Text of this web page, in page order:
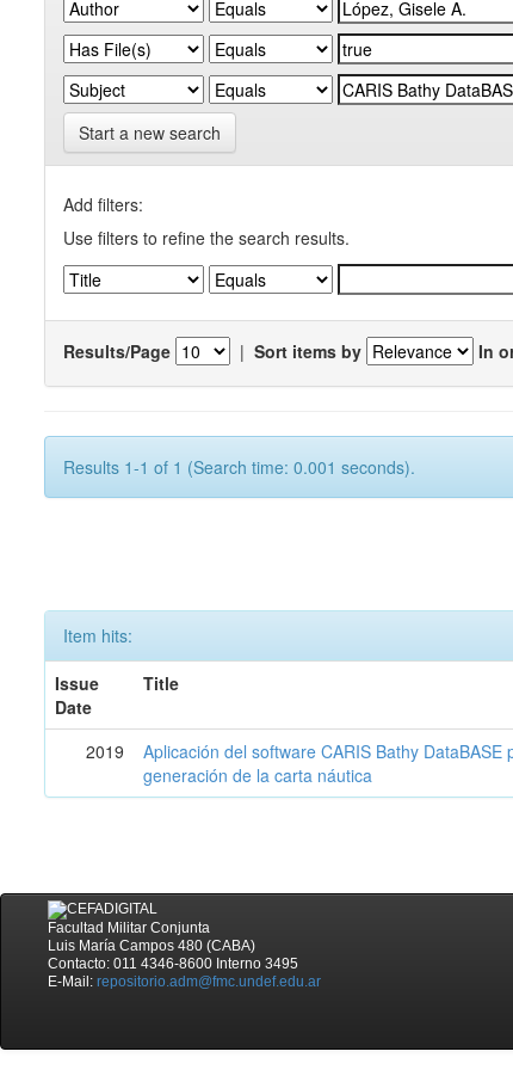
Start a new search
Add filters:
Use filters to refine the search results.
Results/Page | Sort items by In
Results 1-1 of 1 (Search time: 0.001 seconds).
Item hits:
Issue
Date
Title
2019
Aplicación del software CARIS Bathy
generación de la carta náutica
Facultad Militar Conjunta
Luis María Campos 480 (CABA)
Contacto: 011 4346-8600 Interno 3495
E-Mail: repositorio.adm@fmc.undef.edu.ar